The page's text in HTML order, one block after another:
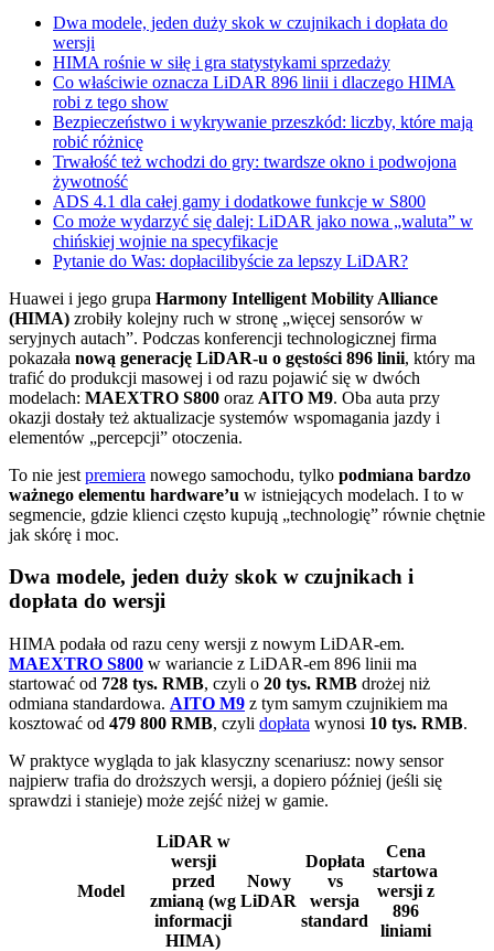
Dwa modele, jeden duży skok w czujnikach i dopłata do
wersji
HIMA rośnie w siłę i gra statystykami sprzedaży
Co właściwie oznacza LiDAR 896 linii i dlaczego HIMA
robi z tego show
Bezpieczeństwo i wykrywanie przeszkód: liczby, które mają
robić różnicę
Trwałość też wchodzi do gry: twardsze okno i podwojona
żywotność
ADS 4.1 dla całej gamy i dodatkowe funkcje w S800
Co może wydarzyć się dalej: LiDAR jako nowa „waluta” w
chińskiej wojnie na specyfikacje
Pytanie do Was: dopłacilibyście za lepszy LiDAR?
Huawei i jego grupa Harmony Intelligent Mobility Alliance
(HIMA) zrobiły kolejny ruch w stronę „więcej sensorów w
seryjnych autach”. Podczas konferencji technologicznej firma
pokazała nową generację LiDAR-u o gęstości 896 linii, który ma
trafić do produkcji masowej i od razu pojawić się w dwóch
modelach: MAEXTRO S800 oraz AITO M9. Oba auta przy
okazji dostały też aktualizacje systemów wspomagania jazdy i
elementów „percepcji” otoczenia.
To nie jest premiera nowego samochodu, tylko podmiana bardzo
ważnego elementu hardware’u w istniejących modelach. I to w
segmencie, gdzie klienci często kupują „technologię” równie chętnie
jak skórę i moc.
Dwa modele, jeden duży skok w czujnikach i
dopłata do wersji
HIMA podała od razu ceny wersji z nowym LiDAR-em.
MAEXTRO S800 w wariancie z LiDAR-em 896 linii ma
startować od 728 tys. RMB, czyli o 20 tys. RMB drożej niż
odmiana standardowa. AITO M9 z tym samym czujnikiem ma
kosztować od 479 800 RMB, czyli dopłata wynosi 10 tys. RMB.
W praktyce wygląda to jak klasyczny scenariusz: nowy sensor
najpierw trafia do droższych wersji, a dopiero później (jeśli się
sprawdzi i stanieje) może zejść niżej w gamie.
Model
LiDAR w
wersji
przed
zmianą (wg
informacji
HIMA)
Nowy
LiDAR
Dopłata
vs
wersja
standard
Cena
startowa
wersji z
896
liniami